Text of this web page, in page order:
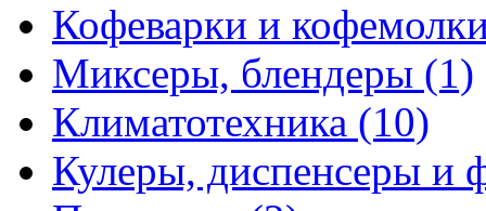
Кофеварки и
Миксеры, блендеры (1)
Климатотехника (10)
Кулеры, диспенсеры и